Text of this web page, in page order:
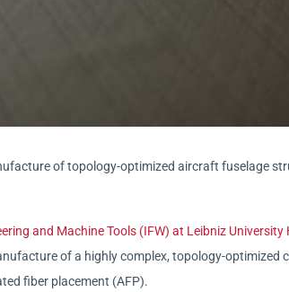
of topology-optimized aircraft fuselage
and Machine Tools (IFW) at Leibniz University
of a highly complex, topology-optimized
fiber placement (AFP).